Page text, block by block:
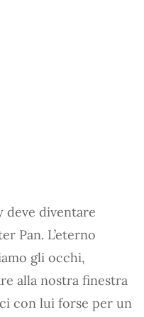
deve diventare
Pan. L’eterno
gli occhi,
alla nostra finestra
con lui forse per un